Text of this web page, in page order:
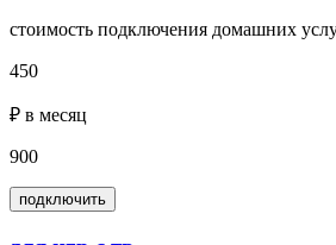
стоимость подключения домашних
450
₽ в месяц
900
подключить